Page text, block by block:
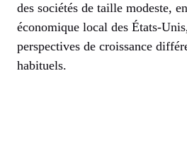
des sociétés de taille modeste,
économique local des États-
perspectives de croissance
habituels.